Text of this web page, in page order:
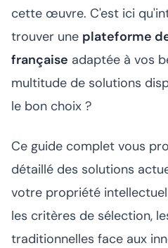
cette œuvre. C'est ici
trouver une plateforme
française adaptée à vos
multitude de solutions
le bon choix ?
Ce guide complet vous
détaillé des solutions
votre propriété
les critères de sélection,
traditionnelles face aux